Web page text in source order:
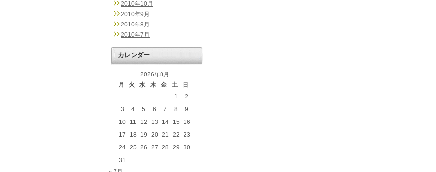
2010年10月
2010年9月
2010年8月
2010年7月
カレンダー
2026年8月
月
火 水 木 金 土
日
1
2
3
4 5 6 7 8
9
10
11 12 13 14 15
16
17
18 19 20 21 22
23
24 25 26 27 28 29
30
31